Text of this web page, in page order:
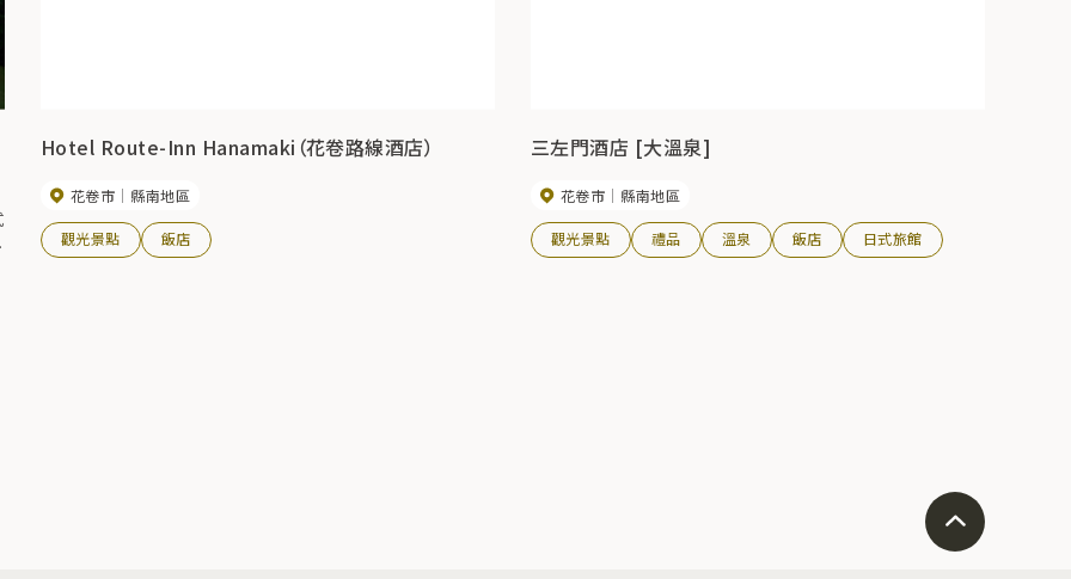
Hotel Route-Inn Hanamaki（花卷路線酒店）
花卷市 縣南地區
觀光景點 飯店
三左門酒店 [大溫泉]
花卷市 縣南地區
觀光景點 禮品 溫泉 飯店 日式旅館